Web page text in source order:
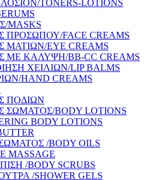
TONERS-LOTIONS
MASKS
ΠΡΟΣΩΠΟΥ/FACE CREAMS
ΜΑΤΙΩΝ/EYE CREAMS
ΜΕ ΚΑΛΥΨΗ/BB-CC CREAMS
ΧΕΙΛΙΩΝ/LIP BALMS
HAND CREAMS
ΠΟΔΙΩΝ
ΣΩΜΑΤΟΣ/BODY LOTIONS
BODY LOTIONS
/BODY OILS
MASSAGE
/BODY SCRUBS
/SHOWER GELS